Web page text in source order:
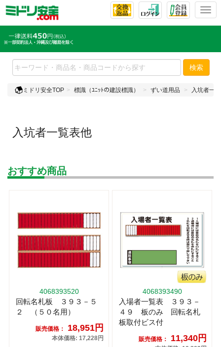
T
l
e
n
v
検索
ミドリ安全TOP 標識（ﾕﾆｯﾄの建設標識） ずい道用品 入坑者一
入坑者一覧表他
おすすめ商品
4068393520
回転名札板 ３９３－５
２ （５０名用）
販売価格： 18,951円
本体価格: 17,228円
4068393490
入場者一覧表 ３９３－
４９ 板のみ 回転名札
板取付ビス付
販売価格： 11,340円